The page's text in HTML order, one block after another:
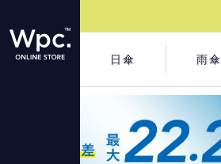
日傘 雨傘